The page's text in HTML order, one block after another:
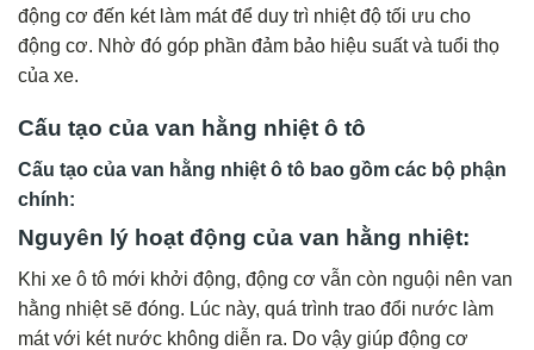
động cơ đến két làm mát để duy trì nhiệt độ tối ưu cho
động cơ. Nhờ đó góp phần đảm bảo hiệu suất và tuổi thọ
của xe.
Cấu tạo của van hằng nhiệt ô tô
Cấu tạo của van hằng nhiệt ô tô bao gồm các bộ phận
chính:
Nguyên lý hoạt động của van hằng nhiệt:
Khi xe ô tô mới khởi động, động cơ vẫn còn nguội nên van
hằng nhiệt sẽ đóng. Lúc này, quá trình trao đổi nước làm
mát với két nước không diễn ra. Do vậy giúp động cơ